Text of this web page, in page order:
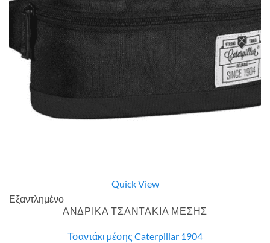
Quick View
Εξαντλημένο
ΑΝΔΡΙΚΑ ΤΣΑΝΤΑΚΙΑ ΜΕΣΗΣ
Τσαντάκι μέσης Caterpillar 1904